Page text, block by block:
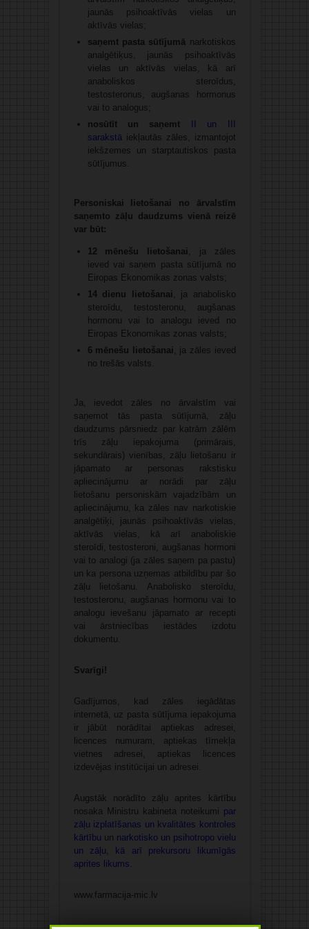
jaunās psihoaktīvās vielas un
aktīvās vielas;
saņemt pasta sūtījumā narkotiskos
analgētiķus, jaunās psihoaktīvās
vielas un aktīvās vielas, kā arī
anaboliskos steroīdus,
testosteronus, augšanas hormonus
vai to analogus;
nosūtīt un saņemt
II un III
sarakstā iekļautās zāles, izmantojot
iekšzemes un starptautiskos pasta
sūtījumus.
Personiskai lietošanai no ārvalstīm
saņemto zāļu daudzums vienā reizē
var būt:
12 mēnešu lietošanai
, ja zāles
ieved vai saņem pasta sūtījumā no
Eiropas Ekonomikas zonas valsts;
14 dienu lietošanai , ja anabolisko
steroīdu, testosteronu, augšanas
hormonu vai to analogu ieved no
Eiropas Ekonomikas zonas valsts;
6 mēnešu lietošanai
, ja zāles ieved
no trešās valsts.
Ja, ievedot zāles no ārvalstīm vai
saņemot tās pasta sūtījumā, zāļu
daudzums pārsniedz par katrām zālēm
trīs zāļu iepakojuma (primārais,
sekundārais) vienības, zāļu lietošanu ir
jāpamato ar personas rakstisku
apliecinājumu ar norādi par zāļu
lietošanu personiskām vajadzībām un
apliecinājumu, ka zāles nav narkotiskie
analgētiķi, jaunās psihoaktīvās vielas,
aktīvās vielas, kā arī anaboliskie
steroīdi, testosteroni, augšanas hormoni
vai to analogi (ja zāles saņem pa pastu)
un ka persona uzņemas atbildību par šo
zāļu lietošanu. Anabolisko steroīdu,
testosteronu, augšanas hormonu vai to
analogu ievešanu jāpamato ar recepti
vai ārstniecības iestādes izdotu
dokumentu.
Svarīgi!
Gadījumos, kad zāles iegādātas
internetā, uz pasta sūtījuma iepakojuma
ir jābūt norādītai aptiekas adresei,
licences numuram, aptiekas tīmekļa
vietnes adresei, aptiekas licences
izdevējas institūcijai un adresei.
Augstāk norādīto zāļu aprites kārtību
nosaka Ministru kabineta noteikumi par
zāļu izplatīšanas un kvalitātes kontroles
kārtību un narkotisko un psihotropo vielu
un zāļu, kā arī prekursoru likumīgās
aprites likums
www.farmacija-mic.lv